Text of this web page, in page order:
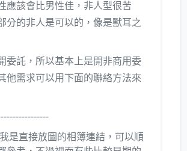
應該會比男性佳，非人型很苦
分的非人是可以的，像是獸耳之
委託，所以基本上是開非商用委
他需求可以用下面的聯絡方法來
是直接放圖的相簿連結，可以順